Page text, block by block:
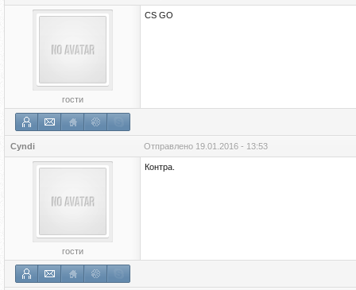
гости
CS GO
Cyndi Отправлено 19.01.2016 - 13:53
гости
Контра.